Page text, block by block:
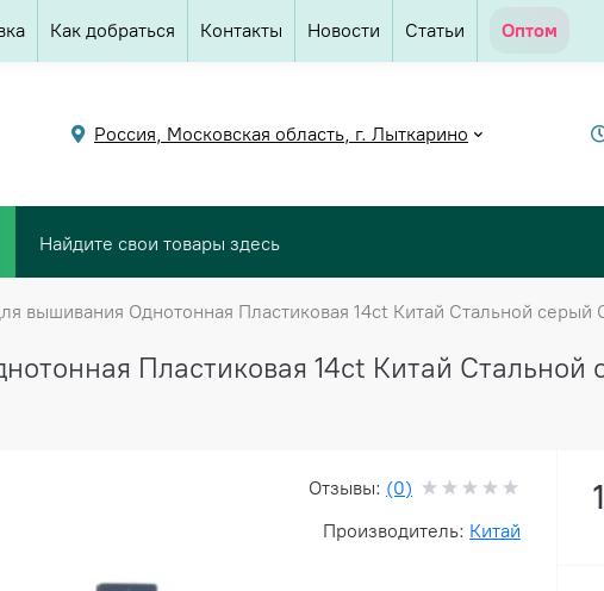
Как добраться Контакты Новости Статьи Оптом
Россия, Московская область, г. Лыткарино
вышивания Однотонная Пластиковая 14ct Китай Стальной
Пластиковая 14ct Китай Стальной
Отзывы: (0)
Производитель: Китай